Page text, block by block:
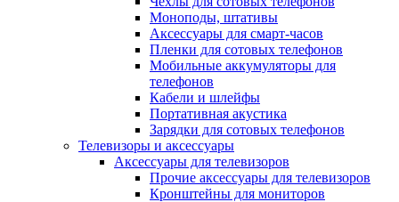
Моноподы, штативы
Аксессуары для смарт-часов
Пленки для сотовых телефонов
Мобильные аккумуляторы для
телефонов
Кабели и шлейфы
Портативная акустика
Зарядки для сотовых телефонов
Телевизоры и аксессуары
Аксессуары для телевизоров
Прочие аксессуары для телевизоров
Кронштейны для мониторов